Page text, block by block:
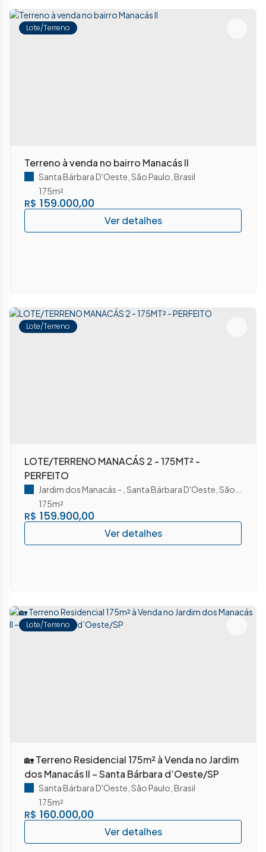
Lote/Terreno
Terreno à venda no bairro Manacás II
R$ 159.000,00
Santa Bárbara D'Oeste São Paulo Brasil
175m²
Lote/Terreno
LOTE/TERRENO MANACÁS 2 - 175MT² -
PERFEITO
R$ 159.900,00
Jardim dos Manacás Santa Bárbara D'Oeste São Paulo
175m²
Lote/Terreno
🏡 Terreno Residencial 175m² à Venda no Jardim
dos Manacás II – Santa Bárbara d’Oeste/SP
R$ 160.000,00
Santa Bárbara D'Oeste São Paulo Brasil
175m²